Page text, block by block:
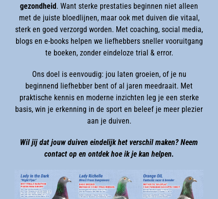
gezondheid. Want sterke prestaties beginnen niet alleen
met de juiste bloedlijnen, maar ook met duiven die vitaal,
sterk en goed verzorgd worden. Met coaching, social media,
blogs en e-books helpen we liefhebbers sneller vooruitgang
te boeken, zonder eindeloze trial & error.
Ons doel is eenvoudig: jou laten groeien, of je nu
beginnend liefhebber bent of al jaren meedraait. Met
praktische kennis en moderne inzichten leg je een sterke
basis, win je erkenning in de sport en beleef je meer plezier
aan je duiven.
Wil jij dat jouw duiven eindelijk het verschil maken? Neem
contact op en ontdek hoe ik je kan helpen.